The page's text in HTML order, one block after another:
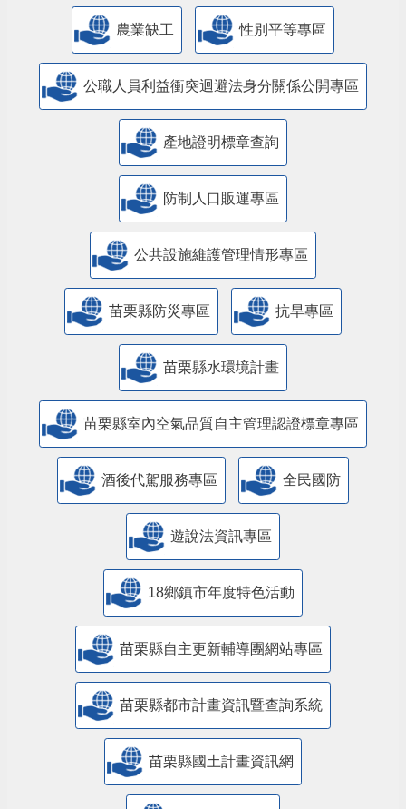
農業缺工 性別平等專區
公職人員利益衝突迴避法身分關係公開專區
產地證明標章查詢
防制人口販運專區
​公共設施維護管理情形專區
苗栗縣防災專區 抗旱專區
苗栗縣水環境計畫
苗栗縣室內空氣品質自主管理認證標章專區
酒後代駕服務專區 全民國防
遊說法資訊專區
18鄉鎮市年度特色活動
苗栗縣自主更新輔導團網站專區
苗栗縣都市計畫資訊暨查詢系統
苗栗縣國土計畫資訊網